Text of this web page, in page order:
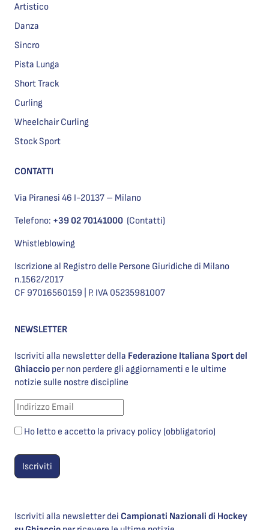
Artistico
Danza
Sincro
Pista Lunga
Short Track
Curling
Wheelchair Curling
Stock Sport
CONTATTI
Via Piranesi 46 I-20137 – Milano
Telefono: +39 02 70141000 (Contatti)
Whistleblowing
Iscrizione al Registro delle Persone Giuridiche di Milano
n.1562/2017
CF 97016560159 | P. IVA 05235981007
NEWSLETTER
Iscriviti alla newsletter della Federazione Italiana Sport del
Ghiaccio per non perdere gli aggiornamenti e le ultime
notizie sulle nostre discipline
Ho letto e accetto la privacy policy (obbligatorio)
Iscriviti alla newsletter dei Campionati Nazionali di Hockey